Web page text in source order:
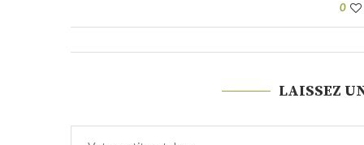
0
LAISSEZ